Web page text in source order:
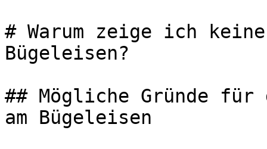
# Warum zeige ich keine
Bügeleisen?
## Mögliche Gründe für
am Bügeleisen